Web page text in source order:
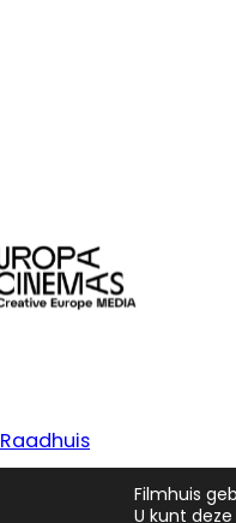
Raadhuis
Filmhuis
U kunt